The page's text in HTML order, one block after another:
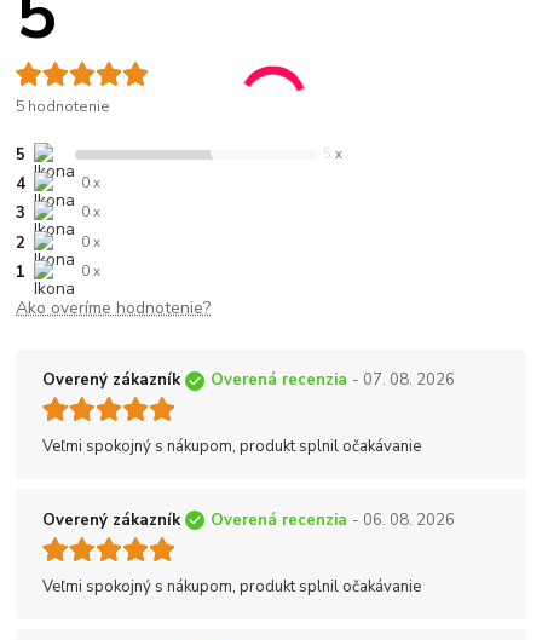
5 hodnotenie
5 5 x
4 0 x
3 0 x
2 0 x
1 0 x
Ako overíme hodnotenie?
Overený zákazník Overená recenzia - 07. 08. 2026
Veľmi spokojný s nákupom, produkt splnil očakávanie
Overený zákazník Overená recenzia - 06. 08. 2026
Veľmi spokojný s nákupom, produkt splnil očakávanie